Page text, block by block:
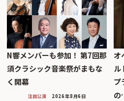
N響メンバーも参加！ 第7回那
須クラシック音楽祭がまもな
く開幕
注目公演 2026年8月6日
オ
ル
プ